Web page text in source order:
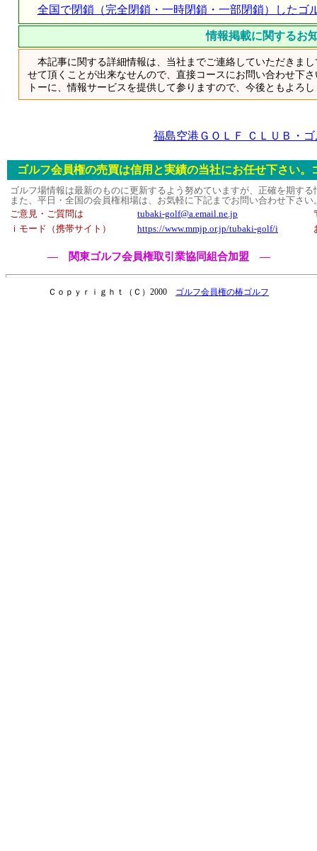
全国で閉鎖（完全閉鎖・一時閉鎖・一部閉鎖）したゴ
情報掲載に関するお
本記事に関する詳細情報は、当社までご連絡していただきま
せて頂くことが出来なせんので、直接コースにお問い合わせ下
トーに、情報サービスを提供して参りますので、今後ともよろ
福島空港ＧＯＬＦ ＣＬＵＢ・
ゴルフ会員権の売買は信用と実績の当社にお任せ下さい
ゴルフ場情報は最新のものに更新するよう努めていますが、正確を期す
また、平日・全国の会員権相場は、お気軽に下記までお問い合わせ下さい
ご意見・ご質問は tubaki-golf@a.email.ne.jp
ｉモード（携帯サイト）
https://www.mmjp.or.jp/tubaki-golf/i
― 関東ゴルフ会員権取引業協同組合加盟 ―
Ｃｏｐｙｒｉｇｈｔ（Ｃ）2000 ゴルフ会員権の椿ゴルフ